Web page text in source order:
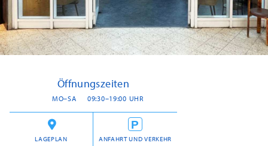
Öffnungszeiten
MO–SA 09:30–19:00 UHR
LAGEPLAN ANFAHRT UND VERKEHR